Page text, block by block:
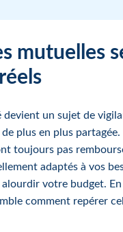
mutuelles
un sujet de
plus en plus
toujours pas
adaptés à vos
votre budget.
comment repérer